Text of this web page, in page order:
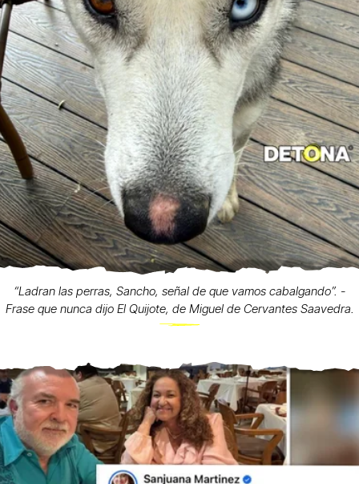
“Ladran las perras, Sancho, señal de que vamos cabalgando”. -
Frase que nunca dijo El Quijote, de Miguel de Cervantes Saavedra.